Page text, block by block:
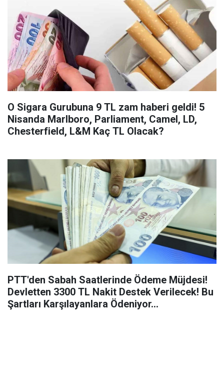
O Sigara Gurubuna 9 TL zam haberi geldi! 5
Nisanda Marlboro, Parliament, Camel, LD,
Chesterfield, L&M Kaç TL Olacak?
PTT'den Sabah Saatlerinde Ödeme Müjdesi!
Devletten 3300 TL Nakit Destek Verilecek! Bu
Şartları Karşılayanlara Ödeniyor…